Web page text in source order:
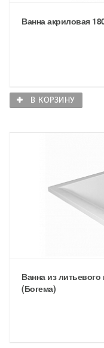
Ванна акриловая
В КОРЗИНУ
Ванна из литьевого
(Богема)